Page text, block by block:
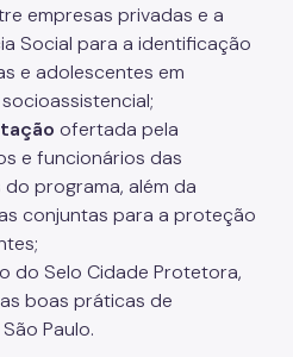
(OAT)
empresas privadas e a
Social para a identificação
e adolescentes em
ofertada pela
e funcionários das
programa, além da
conjuntas para a proteção
do Selo Cidade Protetora,
boas práticas de
Paulo.